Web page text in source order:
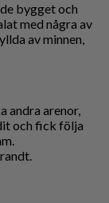
bygget och
med några av
av minnen,
andra arenor,
och fick följa